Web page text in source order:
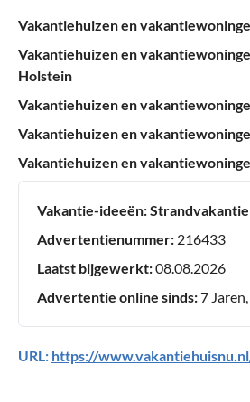
Vakantiehuizen en
Vakantiehuizen en
Holstein
Vakantiehuizen en
Vakantiehuizen en
Vakantiehuizen en
Vakantie-ideeën:Strandvakantie
Advertentienummer: 216433
Laatst bijgewerkt:08.08.2026
Advertentie online sinds:7
URL: https://